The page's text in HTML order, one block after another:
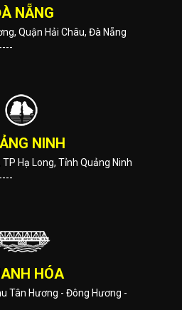
NẴNG
Quận Hải Châu, Đà Nẵng
NINH
Hạ Long, Tỉnh Quảng Ninh
HÓA
Tân Hương - Đông Hương -